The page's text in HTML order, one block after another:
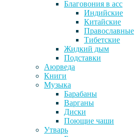
Благовония в асс
Индийские
Китайские
Православные
Тибетские
Жидкий дым
Подставки
Аюрведа
Книги
Музыка
Барабаны
Варганы
Диски
Поющие чаши
Утварь